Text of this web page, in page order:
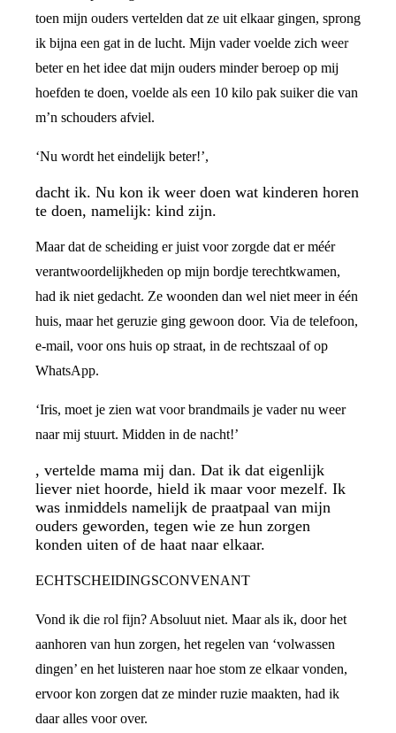
toen mijn ouders vertelden dat ze uit elkaar gingen, sprong
ik bijna een gat in de lucht. Mijn vader voelde zich weer
beter en het idee dat mijn ouders minder beroep op mij
hoefden te doen, voelde als een 10 kilo pak suiker die van
m’n schouders afviel.
‘Nu wordt het eindelijk beter!’,
dacht ik. Nu kon ik weer doen wat kinderen horen
te doen, namelijk: kind zijn.
Maar dat de scheiding er juist voor zorgde dat er méér
verantwoordelijkheden op mijn bordje terechtkwamen,
had ik niet gedacht. Ze woonden dan wel niet meer in één
huis, maar het geruzie ging gewoon door. Via de telefoon,
e-mail, voor ons huis op straat, in de rechtszaal of op
WhatsApp.
‘Iris, moet je zien wat voor brandmails je vader nu weer
naar mij stuurt. Midden in de nacht!’
, vertelde mama mij dan. Dat ik dat eigenlijk
liever niet hoorde, hield ik maar voor mezelf. Ik
was inmiddels namelijk de praatpaal van mijn
ouders geworden, tegen wie ze hun zorgen
konden uiten of de haat naar elkaar.
ECHTSCHEIDINGSCONVENANT
Vond ik die rol fijn? Absoluut niet. Maar als ik, door het
aanhoren van hun zorgen, het regelen van ‘volwassen
dingen’ en het luisteren naar hoe stom ze elkaar vonden,
ervoor kon zorgen dat ze minder ruzie maakten, had ik
daar alles voor over.